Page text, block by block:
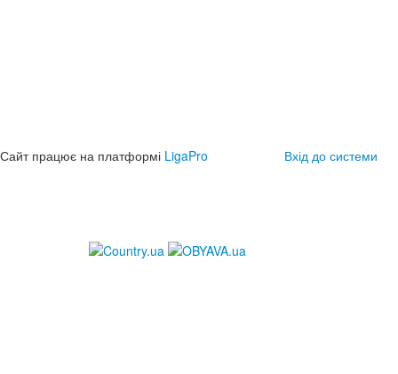
Сайт працює на платформі LigaPro Вхід до системи